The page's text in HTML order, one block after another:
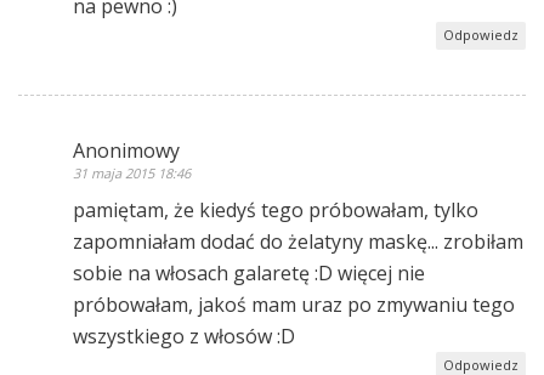
na pewno :)
Odpowiedz
Anonimowy
31 maja 2015 18:46
pamiętam, że kiedyś tego próbowałam, tylko
zapomniałam dodać do żelatyny maskę... zrobiłam
sobie na włosach galaretę :D więcej nie
próbowałam, jakoś mam uraz po zmywaniu tego
wszystkiego z włosów :D
Odpowiedz